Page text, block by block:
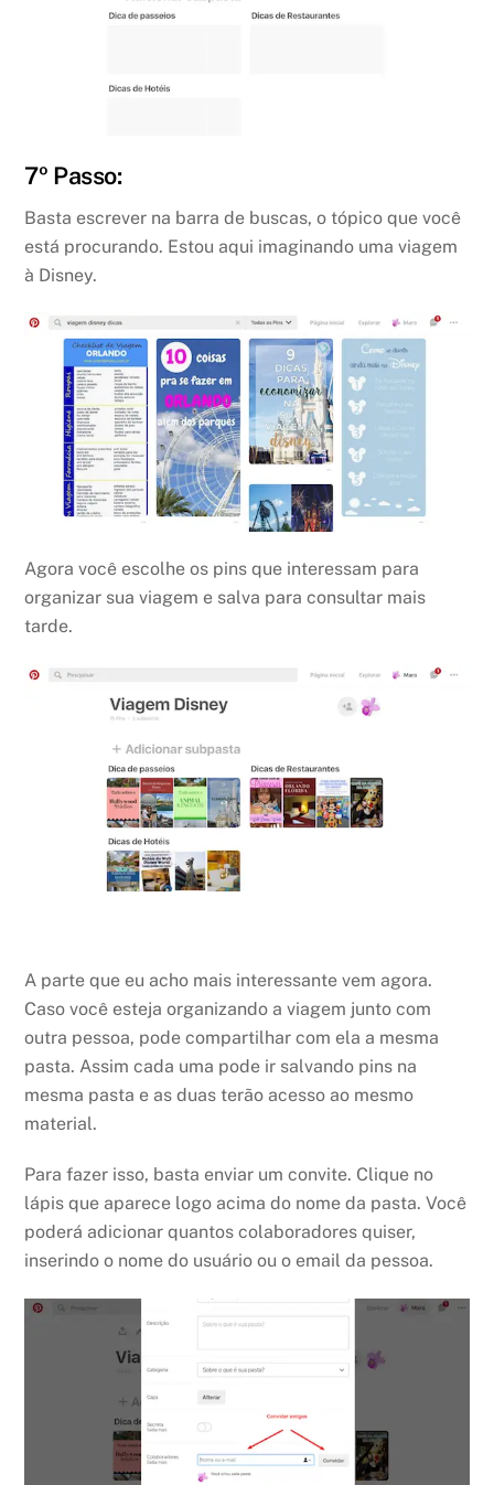
7º Passo:
Basta escrever na barra de buscas, o tópico que você
está procurando. Estou aqui imaginando uma viagem
à Disney.
Agora você escolhe os pins que interessam para
organizar sua viagem e salva para consultar mais
tarde.
A parte que eu acho mais interessante vem agora.
Caso você esteja organizando a viagem junto com
outra pessoa, pode compartilhar com ela a mesma
pasta. Assim cada uma pode ir salvando pins na
mesma pasta e as duas terão acesso ao mesmo
material.
Para fazer isso, basta enviar um convite. Clique no
lápis que aparece logo acima do nome da pasta. Você
poderá adicionar quantos colaboradores quiser,
inserindo o nome do usuário ou o email da pessoa.